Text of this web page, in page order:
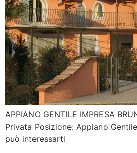
APPIANO GENTILE IMPRESA
Privata Posizione: Appiano
può interessarti